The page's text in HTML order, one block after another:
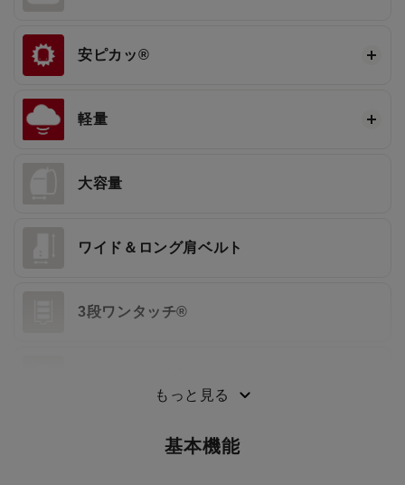
安ピカッ®
軽量
大容量
ワイド＆ロング肩ベルト
3段ワンタッチ®
もっと見る
基本機能